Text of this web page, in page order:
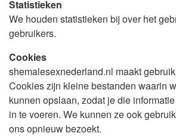
Statistieken
We houden statistieken bij over het
gebruikers.
Cookies
shemalesexnederland.nl maakt
Cookies zijn kleine bestanden waarin
kunnen opslaan, zodat je die
in te voeren. We kunnen ze ook
ons opnieuw bezoekt.